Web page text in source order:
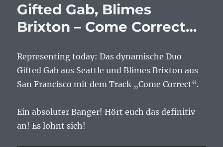
Give
2
Gifted Gab, Blimes
Brixton – Come Correct…
Representing today: Das dynamische Duo
Gifted Gab aus Seattle und Blimes Brixton aus
San Francisco mit dem Track „Come Correct“.
Ein absoluter Banger! Hört euch das definitiv
an! Es lohnt sich!